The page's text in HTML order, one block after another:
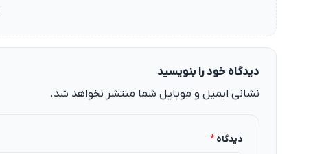
دیدگاه خود را بنویسید
نشانی ایمیل و موبایل شما منتشر نخواهد شد.
دیدگاه*